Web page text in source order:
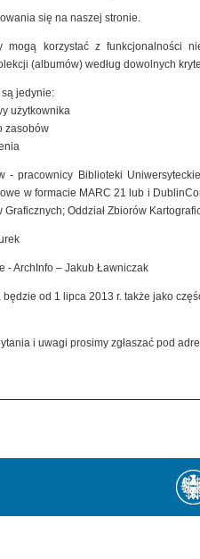
się na naszej stronie.
mogą korzystać z funkcjonalności
(albumów) według dowolnych
jedynie:
użytkownika
zasobów
- pracownicy Biblioteki
w formacie MARC 21 lub i
Graficznych; Oddział Zbiorów
- ArchInfo – Jakub Ławniczak
od 1 lipca 2013 r. także jako
i uwagi prosimy zgłaszać pod